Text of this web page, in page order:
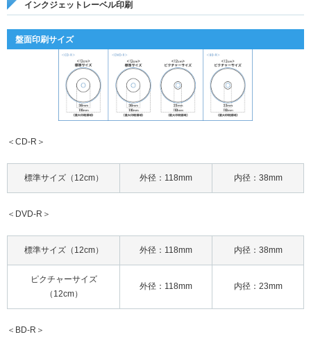
インクジェットレーベル印刷
盤面印刷サイズ
＜CD-R＞
標準サイズ（12cm） 外径： 118mm 内径： 38mm
＜DVD-R＞
標準サイズ（12cm） 外径： 118mm 内径： 38mm
ピクチャーサイズ
（12cm）
外径： 118mm 内径： 23mm
＜BD-R＞